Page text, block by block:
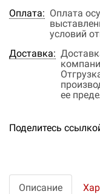
Оплата: Оплата
условий
Доставка:
ее
Поделитесь
Описание